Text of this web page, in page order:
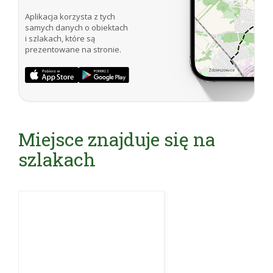
Aplikacja korzysta z tych
samych danych o obiektach
i szlakach, które są
prezentowane na stronie.
Miejsce znajduje się na
szlakach